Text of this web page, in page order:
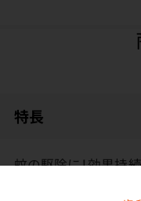
特長
蚊の駆除に！効果持